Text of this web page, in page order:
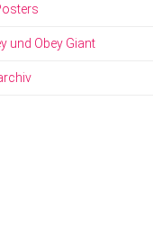
und Obey Giant